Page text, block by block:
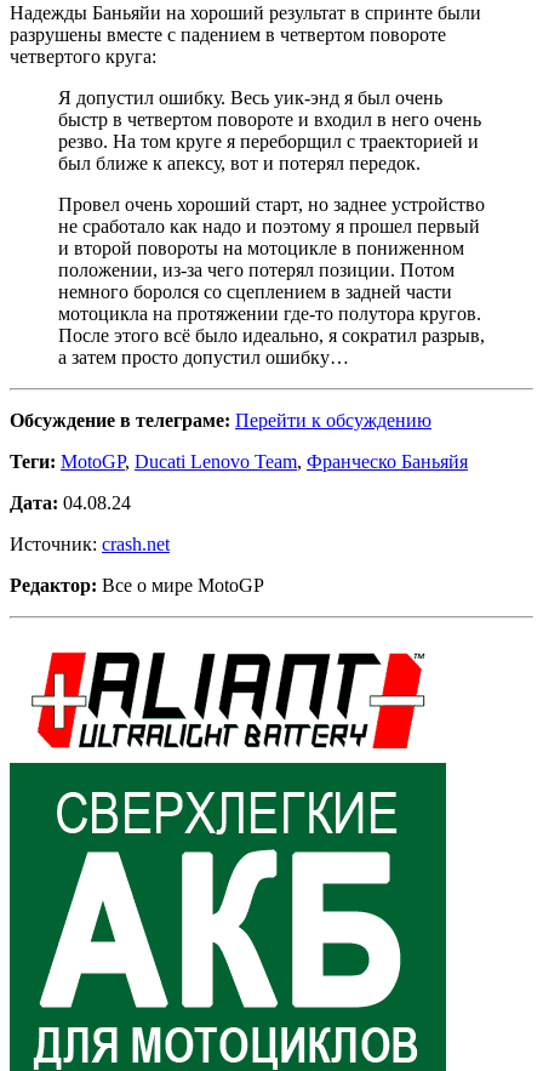
Надежды Баньяйи на хороший результат в спринте были
разрушены вместе с падением в четвертом повороте
четвертого круга:
Я допустил ошибку. Весь уик-энд я был очень
быстр в четвертом повороте и входил в него очень
резво. На том круге я переборщил с траекторией и
был ближе к апексу, вот и потерял передок.
Провел очень хороший старт, но заднее устройство
не сработало как надо и поэтому я прошел первый
и второй повороты на мотоцикле в пониженном
положении, из-за чего потерял позиции. Потом
немного боролся со сцеплением в задней части
мотоцикла на протяжении где-то полутора кругов.
После этого всё было идеально, я сократил разрыв,
а затем просто допустил ошибку…
Обсуждение в телеграме: Перейти к обсуждению
Теги: MotoGP, Ducati Lenovo Team, Франческо Баньяйя
Дата: 04.08.24
Источник: crash.net
Редактор: Все о мире MotoGP